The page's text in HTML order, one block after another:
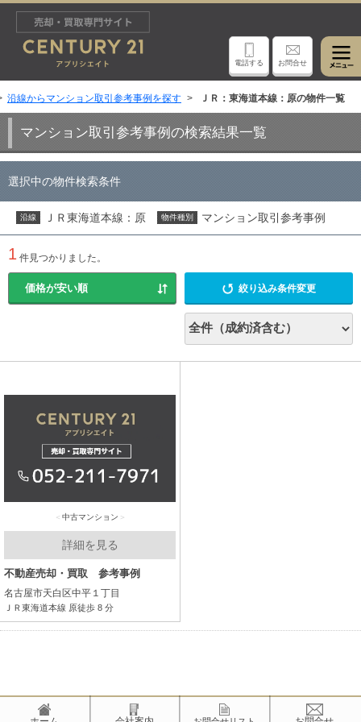
電話する お問合せ
沿線からマンション取引参考事例を探す ＪＲ：東海道本線：原の物件一覧
マンション取引参考事例の検索結果一覧
選択中の物件検索条件
沿線 ＪＲ東海道本線：原 物件種別 マンション取引参考事例
1 件見つかりました。
絞り込み条件変更
中古マンション
詳細を見る
不動産売却・買取 参考事例
名古屋市天白区中平１丁目
ＪＲ東海道本線 原徒歩 8 分